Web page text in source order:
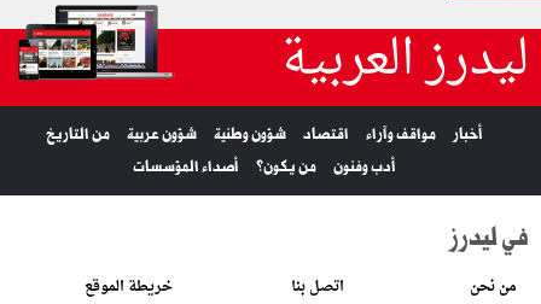
ليدرز العربية
أخبار مواقف وآراء اقتصاد شؤون وطنية شؤون عربية
من التاريخ
أدب وفنون
من يكون؟ أصداء المؤسسات
في ليدرز
من نحن اتصل بنا خريطة الموقع